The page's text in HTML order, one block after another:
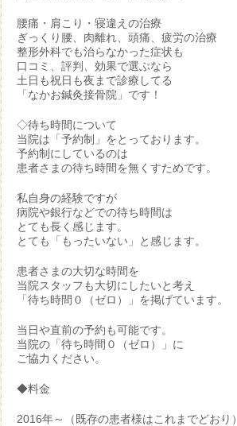
腰痛・肩こり・寝違えの治療
ぎっくり腰、肉離れ、頭痛、疲労の治療
整形外科でも治らなかった症状も
口コミ、評判、効果で選ぶなら
土日も祝日も夜まで診療してる
「なかお鍼灸接骨院」です！
◇待ち時間について
当院は「予約制」をとっております。
予約制にしているのは
患者さまの待ち時間を無くすためです。
私自身の経験ですが
病院や銀行などでの待ち時間は
とても長く感じます。
とても「もったいない」と感じます。
患者さまの大切な時間を
当院スタッフも大切にしたいと考え
「待ち時間０（ゼロ）」を掲げています。
当日や直前の予約も可能です。
当院の「待ち時間０（ゼロ）」に
ご協力ください。
◆料金
2016年～（既存の患者様はこれまでどおり）